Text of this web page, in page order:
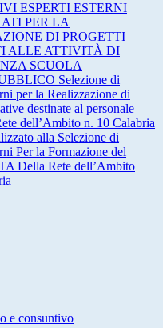
ESPERTI ESTERNI
PER LA
DI PROGETTI
ALLE ATTIVITÀ DI
SCUOLA
Selezione di
per la Realizzazione di
destinate al personale
dell’Ambito n. 10 Calabria
alla Selezione di
Per la Formazione del
Della Rete dell’Ambito
e consuntivo